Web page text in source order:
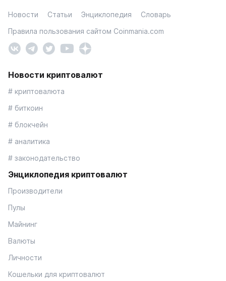
Новости Статьи Энциклопедия
Словарь
Правила пользования сайтом Coinmania.com
Новости криптовалют
# криптовалюта
# биткоин
# блокчейн
# аналитика
# законодательство
Энциклопедия криптовалют
Производители
Пулы
Майнинг
Валюты
Личности
Кошельки для криптовалют